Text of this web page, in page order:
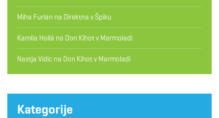
Miha Furlan na Direktna v Špiku
Kamila Hollá na Don Kihot v Marmoladi
Nastja Vidic na Don Kihot v Marmoladi
Kategorije